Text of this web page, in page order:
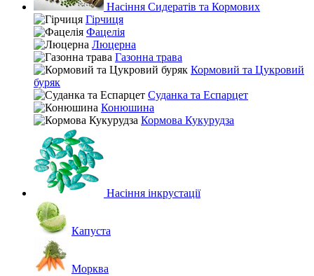
Насіння Сидератів та Кормових
Гірчиця
Фацелія
Люцерна
Газонна трава
Кормовий та Цукровий
буряк
Суданка та Еспарцет
Конюшина
Кормова Кукурудза
Насіння інкрустації
Капуста
Морква